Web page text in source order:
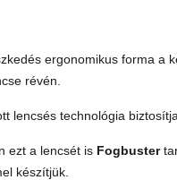
ergonomikus forma a
révén.
lencsés technológia
ezt a lencsét is Fogbuster
készítjük.